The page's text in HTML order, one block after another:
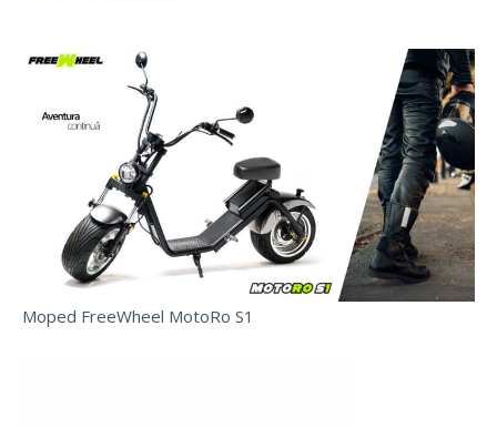
Moped FreeWheel MotoRo S1